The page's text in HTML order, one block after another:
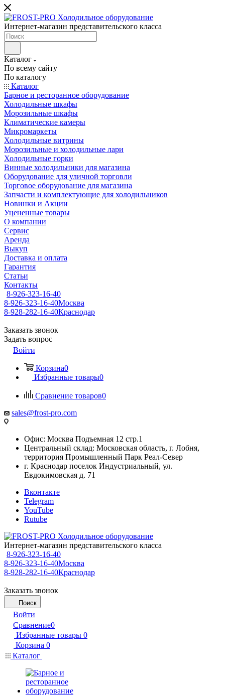
Интернет-магазин представительского класса
Каталог
По всему сайту
По каталогу
Каталог
Барное и ресторанное оборудование
Холодильные шкафы
Морозильные шкафы
Климатические камеры
Микромаркеты
Холодильные витрины
Морозильные и холодильные лари
Холодильные горки
Винные холодильники для магазина
Оборудование для уличной торговли
Торговое оборудование для магазина
Запчасти и комплектующие для холодильников
Новинки и Акции
Уцененные товары
О компании
Сервис
Аренда
Выкуп
Доставка и оплата
Гарантия
Статьи
Контакты
8-926-323-16-40
8-926-323-16-40Москва
8-928-282-16-40Краснодар
Заказать звонок
Задать вопрос
Войти
Корзина0
Избранные товары0
Сравнение товаров0
sales@frost-pro.com
Офис: Москва Подъемная 12 стр.1
Центральный склад: Московская область, г. Лобня,
территория Промышленный Парк Реал-Север
г. Краснодар поселок Индустриальный, ул.
Евдокимовская д. 71
Вконтакте
Telegram
YouTube
Rutube
Интернет-магазин представительского класса
8-926-323-16-40
8-926-323-16-40Москва
8-928-282-16-40Краснодар
Заказать звонок
Поиск
Войти
Сравнение0
Избранные товары 0
Корзина 0
Каталог